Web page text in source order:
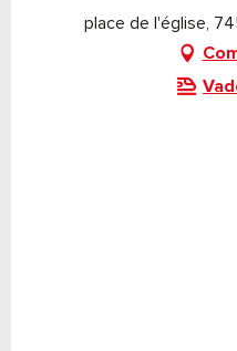
place de l'église,